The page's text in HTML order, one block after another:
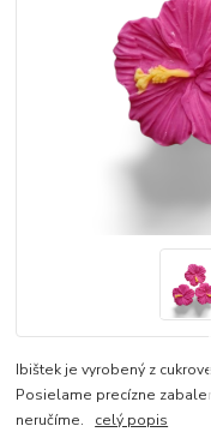
Ibištek je vyrobený z
Posielame precízne
neručíme. celý popis